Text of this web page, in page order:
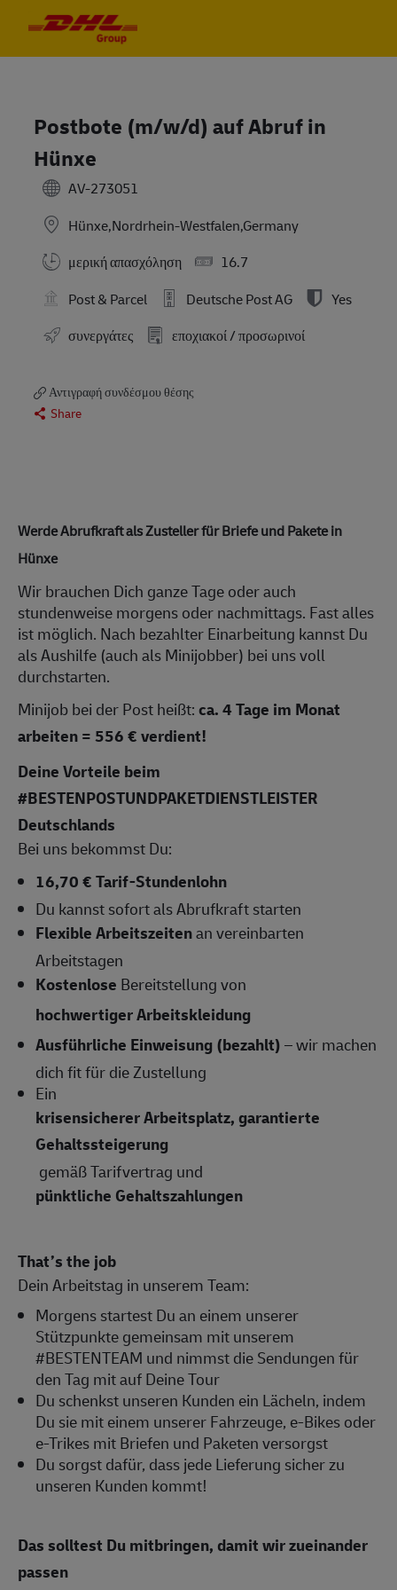
Postbote (m/w/d) auf Abruf in
Hünxe
AV-273051
Hünxe,Nordrhein-Westfalen,Germany
μερική απασχόληση
16.7
Post & Parcel
Deutsche Post AG
Yes
συνεργάτες
εποχιακοί / προσωρινοί
Αντιγραφή συνδέσμου θέσης
Share
Werde Abrufkraft als Zusteller für Briefe und Pakete in
Hünxe
Wir brauchen Dich ganze Tage oder auch
stundenweise morgens oder nachmittags. Fast alles
ist möglich. Nach bezahlter Einarbeitung kannst Du
als Aushilfe (auch als Minijobber) bei uns voll
durchstarten.
Minijob bei der Post heißt:ca.4 Tage im Monat
arbeiten = 556 € verdient!
Deine Vorteile beim
#BESTENPOSTUNDPAKETDIENSTLEISTER
Deutschlands
Bei uns bekommst Du:
16,70 € Tarif-Stundenlohn
Du kannst sofort als Abrufkraft starten
Flexible Arbeitszeitenan vereinbarten
Arbeitstagen
Kostenlose Bereitstellung von
hochwertiger Arbeitskleidung
Ausführliche Einweisung (bezahlt)– wir machen
dich fit für die Zustellung
Ein
krisensicherer Arbeitsplatz, garantierte
Gehaltssteigerung
gemäß Tarifvertrag und
pünktliche Gehaltszahlungen
That’s the job
Dein Arbeitstag in unserem Team:
Morgens startest Du an einem unserer
Stützpunkte gemeinsam mit unserem
#BESTENTEAM und nimmst die Sendungen für
den Tag mit auf Deine Tour
Du schenkst unseren Kunden ein Lächeln, indem
Du sie mit einem unserer Fahrzeuge, e-Bikes oder
e-Trikes mit Briefen und Paketen versorgst
Du sorgst dafür, dass jede Lieferung sicher zu
unseren Kunden kommt!
Das solltest Du mitbringen, damit wir zueinander
passen